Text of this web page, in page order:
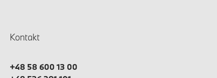
Kontakt
+48 58 600 13 00